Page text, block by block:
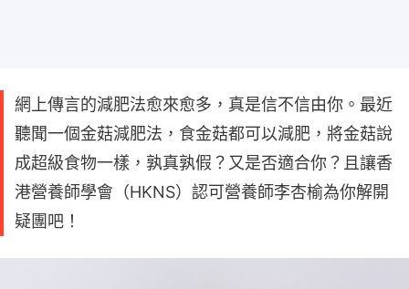
網上傳言的減肥法愈來愈多，真是信不信由你。最近
聽聞一個金菇減肥法，食金菇都可以減肥，將金菇說
成超級食物一樣，孰真孰假？又是否適合你？且讓香
港營養師學會（HKNS）認可營養師李杏榆為你解開
疑團吧！